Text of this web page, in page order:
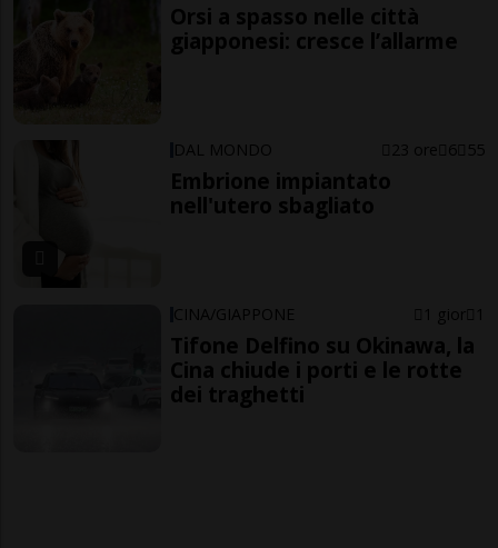
Orsi a spasso nelle città
giapponesi: cresce l’allarme
DAL MONDO 23 ore 6 55
Embrione impiantato
nell'utero sbagliato
CINA/GIAPPONE 1 gior 1
Tifone Delfino su Okinawa, la
Cina chiude i porti e le rotte
dei traghetti